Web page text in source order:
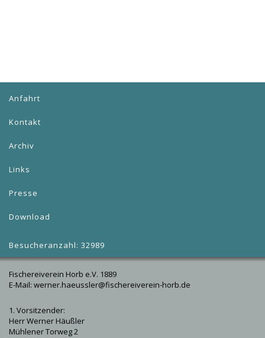
Anfahrt
Kontakt
Archiv
Links
Presse
Download
Besucheranzahl: 32989
Fischereiverein Horb e.V. 1889
E-Mail: werner.haeussler@fischereiverein-horb.de
1. Vorsitzender:
Herr Werner Häußler
Mühlener Torweg 2